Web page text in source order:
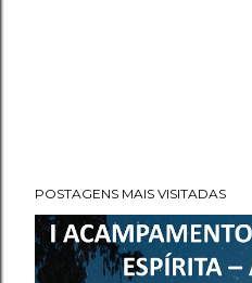
POSTAGENS MAIS VISITADAS